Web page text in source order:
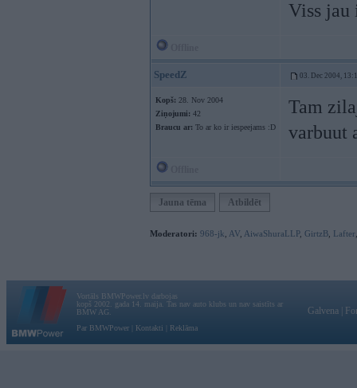
Viss
SpeedZ 03. Dec 2004,
Kopš: 28. Nov 2004
Ziņojumi: 42
Braucu ar: To ar ko ir iespeejams :D
Tam
varbuut
Jauna tēma Atbildēt
Moderatori: 968-jk AV AiwaShuraLLP, GirtzB Lafter
Vortāls BMWPower.lv darbojas
kopš 2002. gada 14. maija. Tas nav auto klubs un nav saistīts ar
BMW AG.
Par BMWPower
Kontakti Reklāma
Galvena